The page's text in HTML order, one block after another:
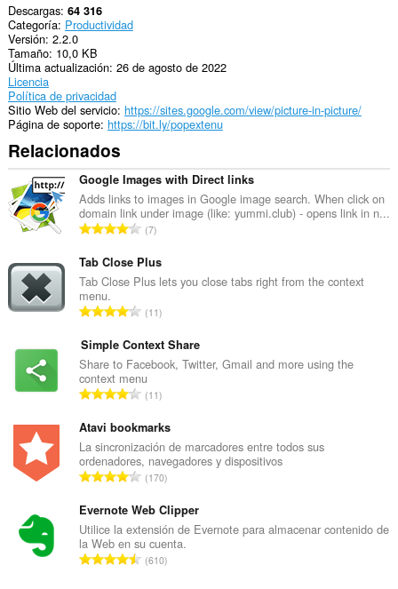
Descargas 64 316
Categoría Productividad
Versión 2.2.0
Tamaño 10,0 KB
Última actualización 26 de agosto de 2022
Licencia
Política de privacidad
Sitio Web del servicio https://sites.google.com/view/picture-in-picture/
Página de soporte https://bit.ly/popextenu
Relacionados
Google Images with Direct links
Adds links to images in Google image search. When click on
domain link under image (like: yummi.club) - opens link in n...
N
m
e
o
o
t
a
d
e
p
u
t
u
a
c
7
Tab Close Plus
Tab Close Plus lets you close tabs right from the context
menu.
N
m
e
r
o
o
t
a
d
e
p
u
11
Simple Context Share
Share to Facebook, Twitter, Gmail and more using the
context menu
N
m
e
r
o
o
t
a
11
Atavi bookmarks
La sincronización de marcadores entre todos sus
ordenadores, navegadores y dispositivos
N
m
e
r
o
170
Evernote Web Clipper
Utilice la extensión de Evernote para almacenar contenido de
la Web en su cuenta.
N610